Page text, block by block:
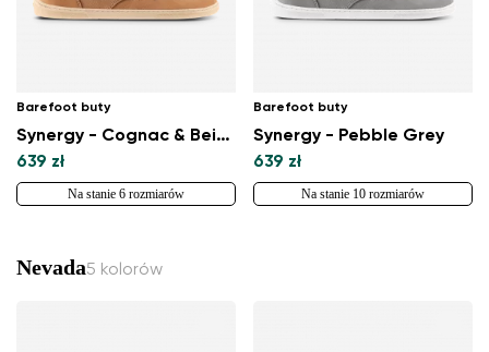
Barefoot buty
Synergy - Cognac & Beige
639 zł
Na stanie 6 rozmiarów
Barefoot buty
Synergy - Pebble Grey
639 zł
Na stanie 10 rozmiarów
Nevada5 kolorów